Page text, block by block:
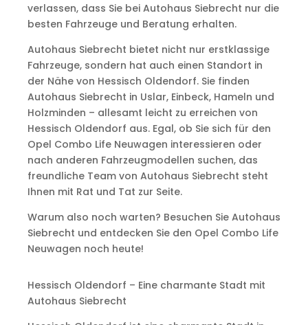
verlassen, dass Sie bei Autohaus Siebrecht nur die
besten Fahrzeuge und Beratung erhalten.
Autohaus Siebrecht bietet nicht nur erstklassige
Fahrzeuge, sondern hat auch einen Standort in
der Nähe von Hessisch Oldendorf. Sie finden
Autohaus Siebrecht in Uslar, Einbeck, Hameln und
Holzminden – allesamt leicht zu erreichen von
Hessisch Oldendorf aus. Egal, ob Sie sich für den
Opel Combo Life Neuwagen interessieren oder
nach anderen Fahrzeugmodellen suchen, das
freundliche Team von Autohaus Siebrecht steht
Ihnen mit Rat und Tat zur Seite.
Warum also noch warten? Besuchen Sie Autohaus
Siebrecht und entdecken Sie den Opel Combo Life
Neuwagen noch heute!
Hessisch Oldendorf – Eine charmante Stadt mit
Autohaus Siebrecht